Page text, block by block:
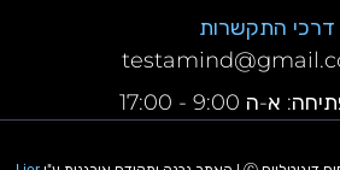
דרכי התקשרות
א-ה 9:00 - 17:00